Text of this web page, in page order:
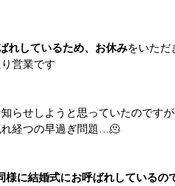
れしているため、お休みをいただ
営業です
らせしようと思っていたのです
経つの早過ぎ問題…🫠
様に結婚式にお呼ばれしているの